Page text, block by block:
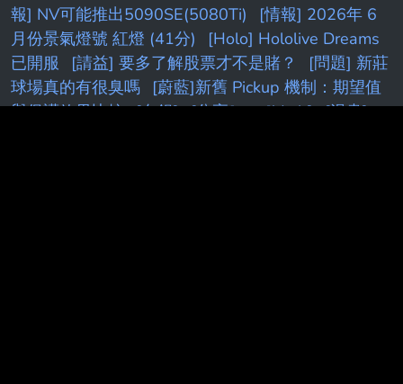
報] NV可能推出5090SE(5080Ti)
[情報] 2026年 6
月份景氣燈號 紅燈 (41分)
[Holo] Hololive Dreams
已開服
[請益] 要多了解股票才不是賭？
[問題] 新莊
球場真的有很臭嗎
[蔚藍]新舊 Pickup 機制：期望值
與保護效果比較 [白銀] [分享］ ［Vtub] [漫畫]